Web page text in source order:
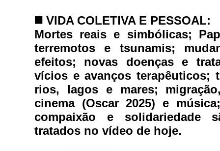
◼️ VIDA COLETIVA E PESSOAL:
Mortes reais e simbólicas;
terremotos e tsunamis;
efeitos; novas doenças e
vícios e avanços terapêuticos;
rios, lagos e mares;
cinema (Oscar 2025) e
compaixão e solidariedade
tratados no vídeo de hoje.